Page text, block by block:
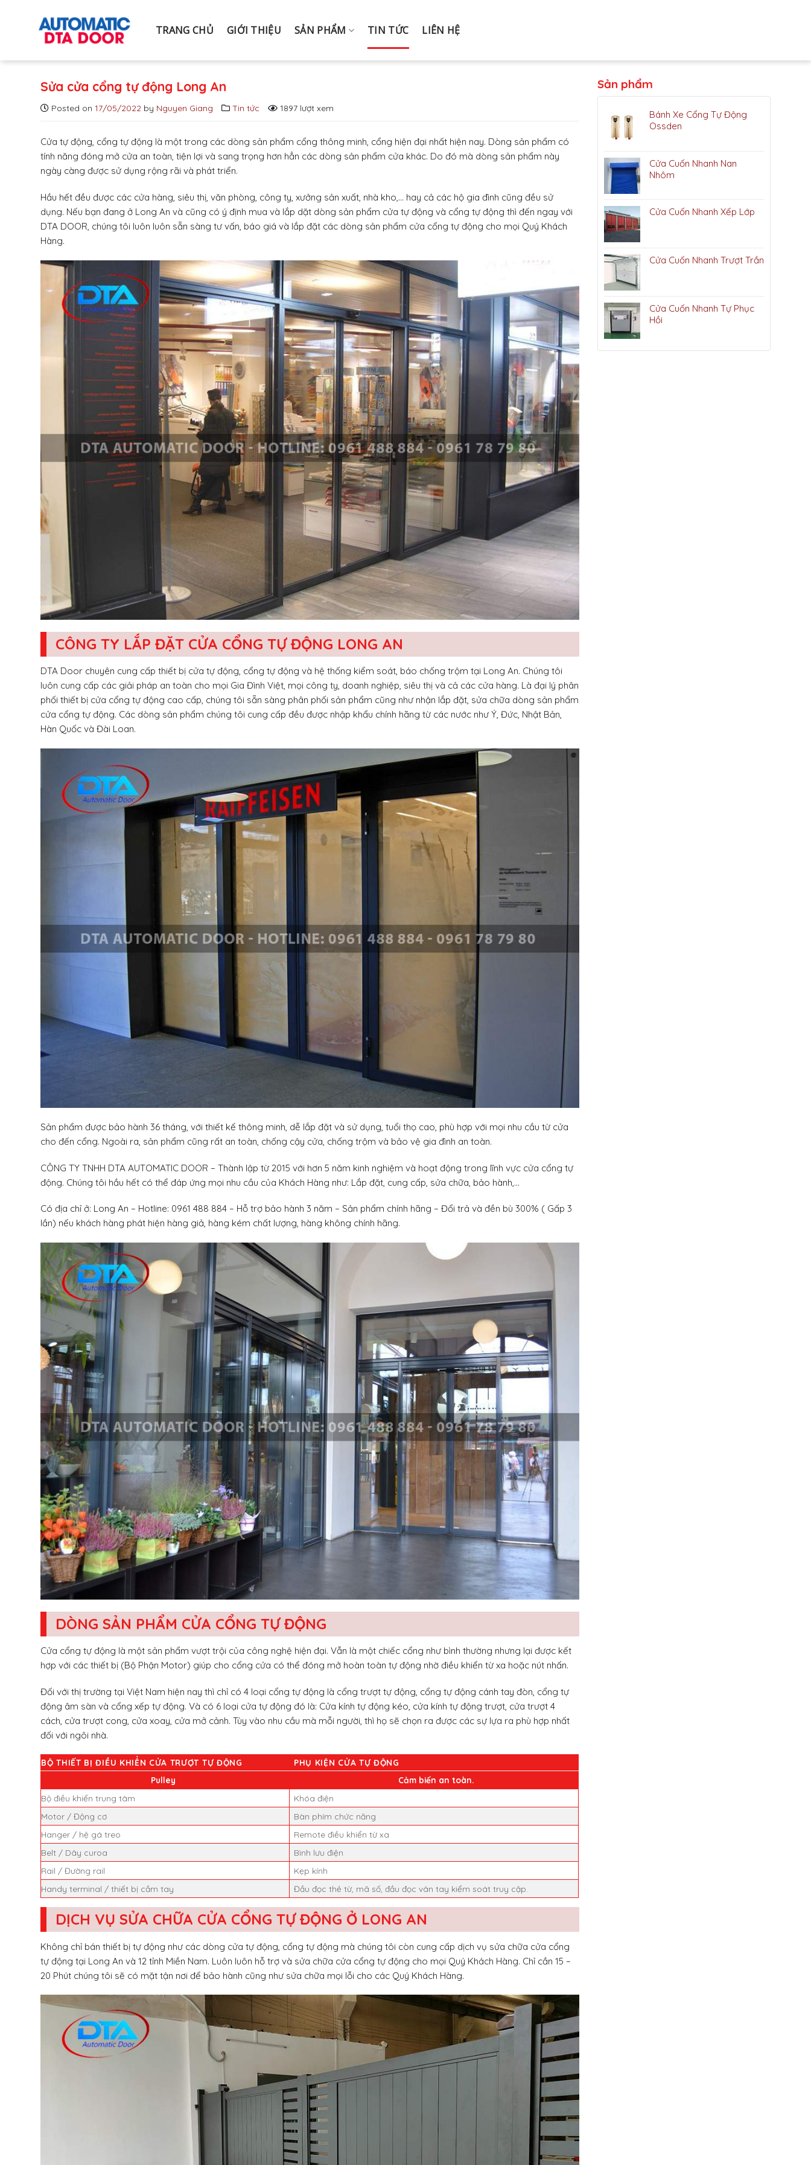
TRANG CHỦ GIỚI THIỆU SẢN PHẨM TIN TỨC LIÊN HỆ
Sửa cửa cổng tự động Long An
Posted on 17/05/2022 by Nguyen Giang Tin tức 1897 lượt xem
Cửa tự động, cổng tự động là một trong các dòng sản phẩm cổng thông minh, cổng hiện đại nhất hiện nay. Dòng sản phẩm có
tính năng đóng mở cửa an toàn, tiện lợi và sang trọng hơn hẳn các dòng sản phẩm cửa khác. Do đó mà dòng sản phẩm này
ngày càng được sử dụng rộng rãi và phát triển.
Hầu hết đều được các cửa hàng, siêu thị, văn phòng, công ty, xưởng sản xuất, nhà kho,… hay cả các hộ gia đình cũng đều sử
dụng. Nếu bạn đang ở Long An và cũng có ý định mua và lắp dặt dòng sản phẩm cửa tự động và cổng tự động thì đến ngay với
DTA DOOR, chúng tôi luôn luôn sẵn sàng tư vấn, báo giá và lắp đặt các dòng sản phẩm cửa cổng tự động cho mọi Quý Khách
Hàng.
CÔNG TY LẮP ĐẶT CỬA CỔNG TỰ ĐỘNG LONG AN
DTA Door chuyên cung cấp thiết bị cửa tự động, cổng tự động và hệ thống kiểm soát, báo chống trộm tại Long An. Chúng tôi
luôn cung cấp các giải pháp an toàn cho mọi Gia Đình Việt, mọi công ty, doanh nghiệp, siêu thị và cả các cửa hàng. Là đại lý phân
phối thiết bị cửa cổng tự động cao cấp, chúng tôi sẵn sàng phân phối sản phẩm cũng như nhận lắp đặt, sửa chữa dòng sản phẩm
cửa cổng tự động. Các dòng sản phẩm chúng tôi cung cấp đều được nhập khẩu chính hãng từ các nước như Ý, Đức, Nhật Bản,
Hàn Quốc và Đài Loan.
Sản phẩm được bảo hành 36 tháng, với thiết kế thông minh, dễ lắp đặt và sử dụng, tuổi thọ cao, phù hợp với mọi nhu cầu từ cửa
cho đến cổng. Ngoài ra, sản phẩm cũng rất an toàn, chống cậy cửa, chống trộm và bảo vệ gia đình an toàn.
CÔNG TY TNHH DTA AUTOMATIC DOOR – Thành lập từ 2015 với hơn 5 năm kinh nghiệm và hoạt động trong lĩnh vực cửa cổng tự
động. Chúng tôi hầu hết có thể đáp ứng mọi nhu cầu của Khách Hàng như: Lắp đặt, cung cấp, sửa chữa, bảo hành,…
Có địa chỉ ở: Long An – Hotline: 0961 488 884 – Hỗ trợ bảo hành 3 năm – Sản phẩm chính hãng – Đổi trả và đền bù 300% ( Gấp 3
lần) nếu khách hàng phát hiện hàng giả, hàng kém chất lượng, hàng không chính hãng.
DÒNG SẢN PHẨM CỬA CỔNG TỰ ĐỘNG
Cửa cổng tự động là một sản phẩm vượt trội của công nghệ hiện đại. Vẫn là một chiếc cổng như bình thường nhưng lại được kết
hợp với các thiết bị (Bộ Phận Motor) giúp cho cổng cửa có thể đóng mở hoàn toàn tự động nhờ điều khiển từ xa hoặc nút nhấn.
Đối với thị trường tại Việt Nam hiện nay thì chỉ có 4 loại cổng tự động là cổng trượt tự động, cổng tự động cánh tay đòn, cổng tự
động âm sàn và cổng xếp tự động. Và có 6 loại cửa tự động đó là: Cửa kính tự động kéo, cửa kính tự động trượt, cửa trượt 4
cách, cửa trượt cong, cửa xoay, cửa mở cảnh. Tùy vào nhu cầu mà mỗi người, thì họ sẽ chọn ra được các sự lựa ra phù hợp nhất
đối với ngôi nhà.
BỘ THIẾT BỊ ĐIỀU KHIỂN CỬA TRƯỢT TỰ ĐỘNG
PHỤ KIỆN CỬA TỰ ĐỘNG
Pulley
Cảm biến an toàn.
Bộ điều khiển trung tâm
Khóa điện
Motor / Động cơ
Bàn phím chức năng
Hanger / hệ gá treo
Remote điều khiển từ xa
Belt / Dây curoa
Bình lưu điện
Rail / Đường rail
Kẹp kính
Handy terminal / thiết bị cầm tay
Đầu đọc thẻ từ, mã số, đầu đọc vân tay kiểm soát truy cập.
DỊCH VỤ SỬA CHỮA CỬA CỔNG TỰ ĐỘNG Ở LONG AN
Không chỉ bán thiết bị tự động như các dòng cửa tự động, cổng tự động mà chúng tôi còn cung cấp dịch vụ sửa chữa cửa cổng
tự động tại Long An và 12 tỉnh Miền Nam. Luôn luôn hỗ trợ và sửa chữa cửa cổng tự động cho mọi Quý Khách Hàng. Chỉ cần 15 –
20 Phút chúng tôi sẽ có mặt tận nơi để bảo hành cũng như sửa chữa mọi lỗi cho các Quý Khách Hàng.
Sản phẩm
Bánh Xe Cổng Tự Động
Ossden
Cửa Cuốn Nhanh Nan
Nhôm
Cửa Cuốn Nhanh Xếp Lớp
Cửa Cuốn Nhanh Trượt Trần
Cửa Cuốn Nhanh Tự Phục
Hồi